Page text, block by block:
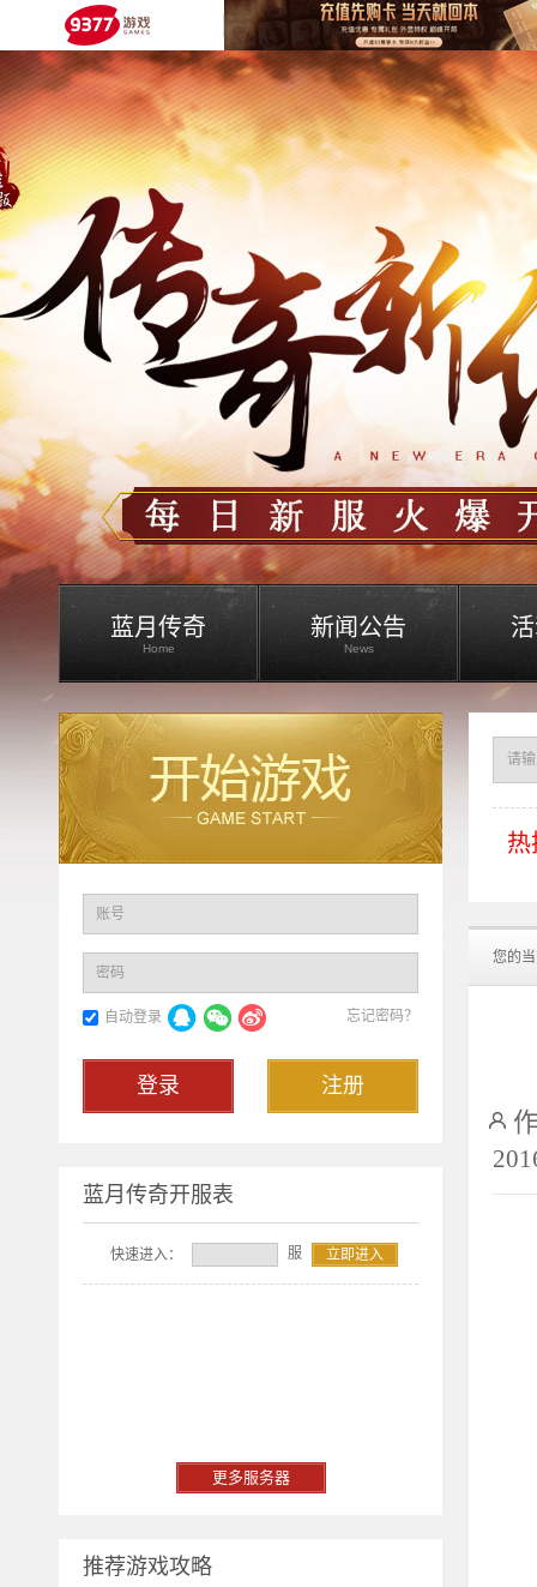
蓝月传奇
Home
新闻公告
News
热
您的
账号
密码
忘记密码？
自动登录
注册
登录
蓝月传奇开服表
快速进入： 服 立即进入
更多服务器
推荐游戏攻略